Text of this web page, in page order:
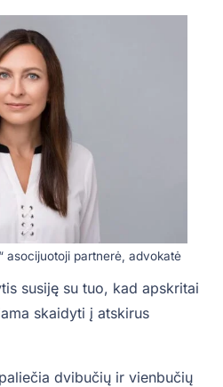
asocijuotoji partnerė, advokatė
susiję su tuo, kad apskritai
skaidyti į atskirus
dvibučių ir vienbučių